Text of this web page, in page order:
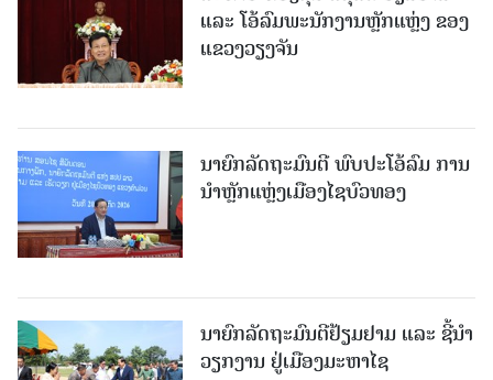
ແລະ ໂອ້ລົມພະນັກງານຫຼັກແຫຼ່ງ ຂອງ
ແຂວງວຽງຈັນ
ນາຍົກລັດຖະມົນຕີ ພົບປະໂອ້ລົມ ການ
ນຳຫຼັກແຫຼ່ງເມືອງໄຊບົວທອງ
ນາຍົກລັດຖະມົນຕີຢ້ຽມຢາມ ແລະ ຊີ້ນຳ
ວຽກງານ ຢູ່ເມືອງມະຫາໄຊ